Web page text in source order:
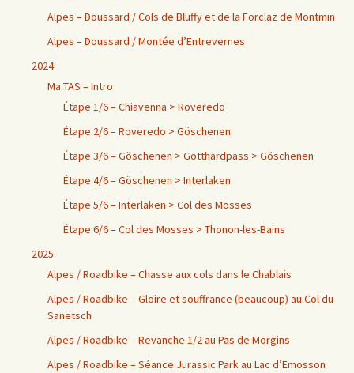
Alpes – Doussard / Cols de Bluffy et de la Forclaz de Montmin
Alpes – Doussard / Montée d’Entrevernes
2024
Ma TAS – Intro
Étape 1/6 – Chiavenna > Roveredo
Étape 2/6 – Roveredo > Göschenen
Étape 3/6 – Göschenen > Gotthardpass > Göschenen
Étape 4/6 – Göschenen > Interlaken
Étape 5/6 – Interlaken > Col des Mosses
Étape 6/6 – Col des Mosses > Thonon-les-Bains
2025
Alpes / Roadbike – Chasse aux cols dans le Chablais
Alpes / Roadbike – Gloire et souffrance (beaucoup) au Col du
Sanetsch
Alpes / Roadbike – Revanche 1/2 au Pas de Morgins
Alpes / Roadbike – Séance Jurassic Park au Lac d’Emosson